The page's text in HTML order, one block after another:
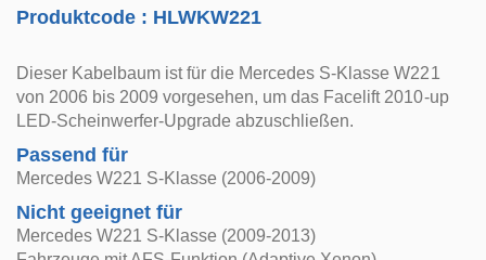
Produktcode : HLWKW221
Dieser Kabelbaum ist für die Mercedes S-Klasse W221
von 2006 bis 2009 vorgesehen, um das Facelift 2010-up
LED-Scheinwerfer-Upgrade abzuschließen.
Passend für
Mercedes W221 S-Klasse (2006-2009)
Nicht geeignet für
Mercedes W221 S-Klasse (2009-2013)